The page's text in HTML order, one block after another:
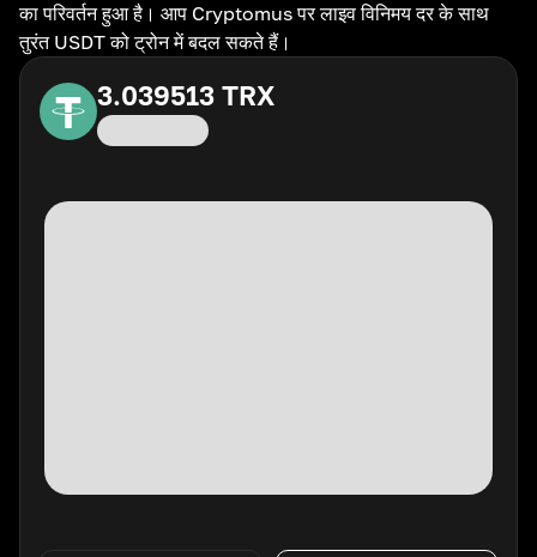
का परिवर्तन हुआ है। आप Cryptomus पर लाइव विनिमय दर के साथ
तुरंत USDT को ट्रोन में बदल सकते हैं।
3.039513 TRX